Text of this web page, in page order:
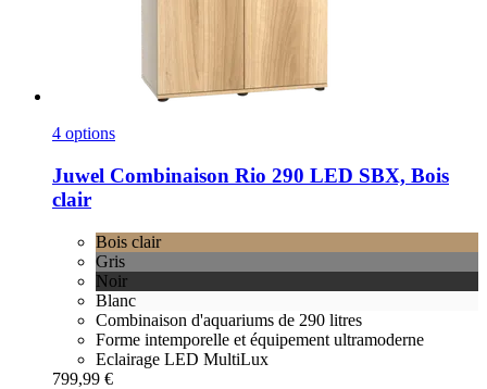
4 options
Juwel Combinaison Rio 290 LED SBX, Bois
clair
Bois clair
Gris
Noir
Blanc
Combinaison d'aquariums de 290 litres
Forme intemporelle et équipement ultramoderne
Eclairage LED MultiLux
799,99 €